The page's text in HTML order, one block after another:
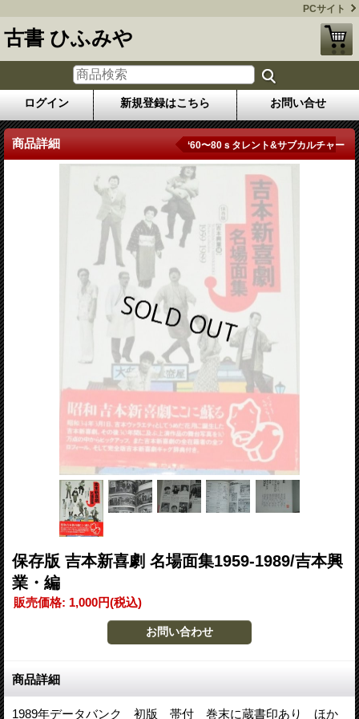
PCサイト
古書 ひふみや
ログイン 新規登録はこちら お問い合せ
商品詳細 ‘60〜80ｓタレント&サブカルチャー
保存版 吉本新喜劇 名場面集1959-1989/吉本興
業・編
販売価格: 1,000円(税込)
商品詳細
1989年データバンク 初版 帯付 巻末に蔵書印あり ほか